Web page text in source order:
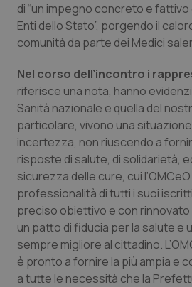
Emilia-Romagna
Friuli Venezia Giulia
Lazio
Liguria
Lombardia
Marche
Molise
Piemonte
Colesterolo &
Dermatite Atopica
Diabete & glucometri
Disturbi dell’umore
Dolore
Donna & Salute
Epatiti
HIV
di “un impegno concreto e
Enti dello Stato”, porgendo il
comunità da parte dei Medici
Nel corso dell’incontro i
riferisce una nota, hanno
Sanità nazionale e quella del
particolare, vivono una
incertezza, non riuscendo a
risposte di salute, di solidarietà,
sicurezza delle cure, cui
professionalità di tutti i suoi
preciso obiettivo e con
un patto di fiducia per la salute e
sempre migliore al cittadino.
è pronto a fornire la più ampia e
a tutte le necessità che la